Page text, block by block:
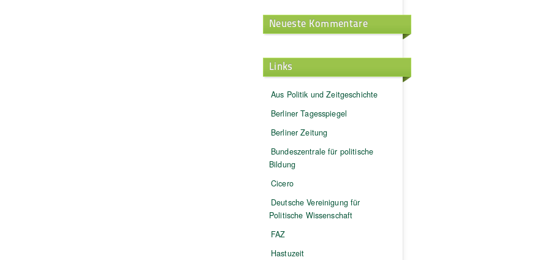
Neueste Kommentare
Links
Aus Politik und Zeitgeschichte
Berliner Tagesspiegel
Berliner Zeitung
Bundeszentrale für politische
Bildung
Cicero
Deutsche Vereinigung für
Politische Wissenschaft
FAZ
Hastuzeit